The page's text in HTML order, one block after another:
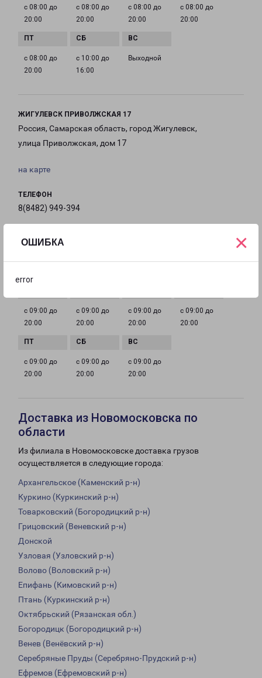
ОШИБКА
error
×
с 08:00 до
20:00
с 08:00 до
20:00
с 08:00 до
20:00
с 08:00 до
20:00
с 08:00 до
20:00
с 10:00 до
16:00
Выходной
ЖИГУЛЕВСК ПРИВОЛЖСКАЯ 17
Россия, Самарская область, город Жигулевск,
улица Приволжская, дом 17
на карте
ТЕЛЕФОН
8(8482) 949-394
tolyatti@pecom.ru
с 09:00 до
20:00
с 09:00 до
20:00
с 09:00 до
20:00
с 09:00 до
20:00
с 09:00 до
20:00
с 09:00 до
20:00
с 09:00 до
20:00
Доставка из Новомосковска по
области
Из филиала в Новомосковске доставка грузов
осуществляется в следующие города:
Архангельское (Каменский р-н)
Куркино (Куркинский р-н)
Товарковский (Богородицкий р-н)
Грицовский (Веневский р-н)
Донской
Узловая (Узловский р-н)
Волово (Воловский р-н)
Епифань (Кимовский р-н)
Птань (Куркинский р-н)
Октябрьский (Рязанская обл.)
Богородицк (Богородицкий р-н)
Венев (Венёвский р-н)
Серебряные Пруды (Серебряно-Прудский р-н)
Ефремов (Ефремовский р-н)